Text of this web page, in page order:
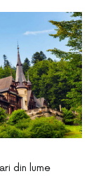
din lume